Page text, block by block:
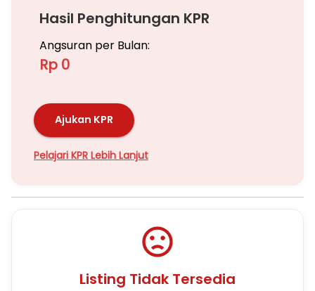
Hasil Penghitungan KPR
Angsuran per Bulan:
Rp 0
Ajukan KPR
Pelajari KPR Lebih Lanjut
Listing Tidak Tersedia